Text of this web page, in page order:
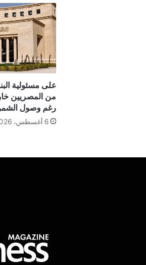
من المصريين
رغم وصول الشمول
6 أغسطس، 2026
مصر”
و”حلول”